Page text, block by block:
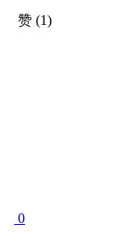
赞 (1)
0